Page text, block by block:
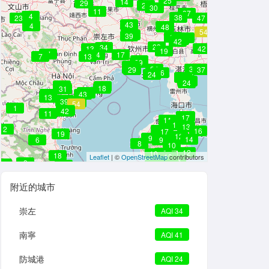
35
13
29
29
16
42
2
25
7
1
17
33
41
50
37
46
24
14
34
6
29
26
28
3
7
13
11
43
42
18
8
31
16
12
39
26
13
4
9
42
23
14
38
11
47
10
54
42
10
38
14
17
10
13
10
18
19
11
24
31
16
7
9
12
10
13
19
15
38
43
17
21
11
16
24
23
34
13
39 54
42
48
29
10
13 23
24
31
7
39
30
17
24
4
37
43
37
16
17
14
29
27
Leaflet | ©OpenStreetMapcontributors
附近的城市
崇左 AQI 34
南寧 AQI 41
防城港 AQI 24